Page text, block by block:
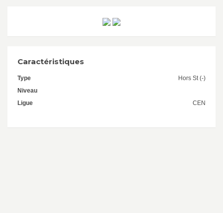
Caractéristiques
Type
Hors St (-)
Niveau
Ligue
CEN